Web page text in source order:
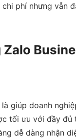
phí nhưng vẫn
giúp doanh
tối ưu với đầy đủ
dễ dàng nhận